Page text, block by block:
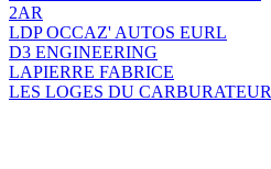
2AR
LDP OCCAZ' AUTOS EURL
D3 ENGINEERING
LAPIERRE FABRICE
LES LOGES DU CARBURATEUR